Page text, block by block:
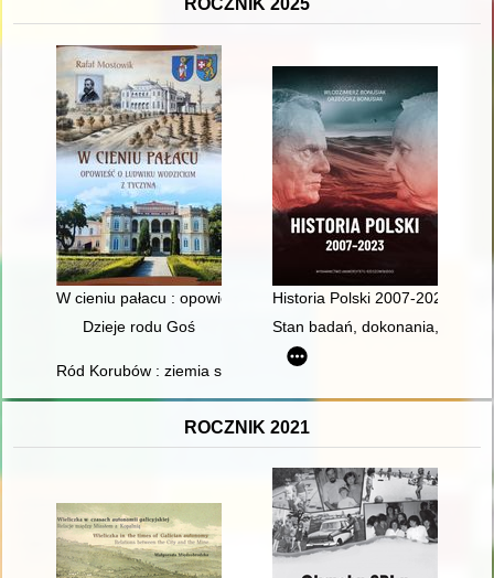
ROCZNIK 2025
W cieniu pałacu : opowieść o Ludwiku Wodzickim z Tyczyna
Historia Polski 2007-2023
Dzieje rodu Goś
Stan badań, dokonania,
Ród Korubów : ziemia szaniecka
ROCZNIK 2021